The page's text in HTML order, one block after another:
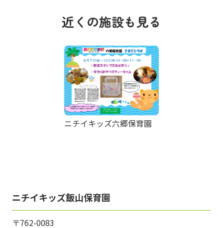
近くの施設も見る
ニチイキッズ六郷保育園
ニチイキッズ飯山保育園
〒762-0083